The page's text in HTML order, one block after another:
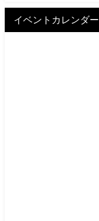
イベントカレンダー